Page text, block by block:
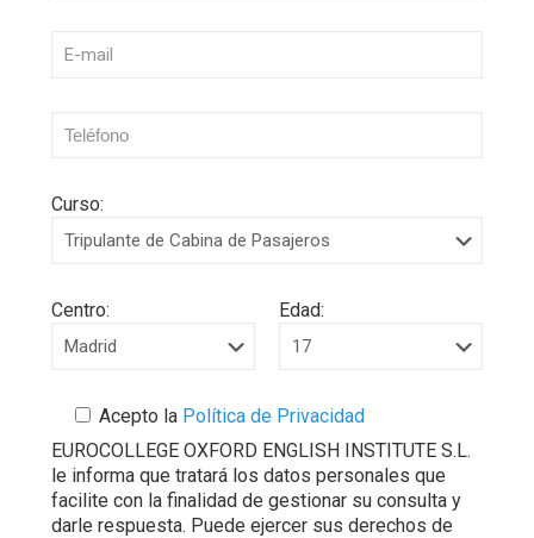
Curso:
Centro: Edad:
Acepto la Política de Privacidad
EUROCOLLEGE OXFORD ENGLISH INSTITUTE S.L.
le informa que tratará los datos personales que
facilite con la finalidad de gestionar su consulta y
darle respuesta. Puede ejercer sus derechos de